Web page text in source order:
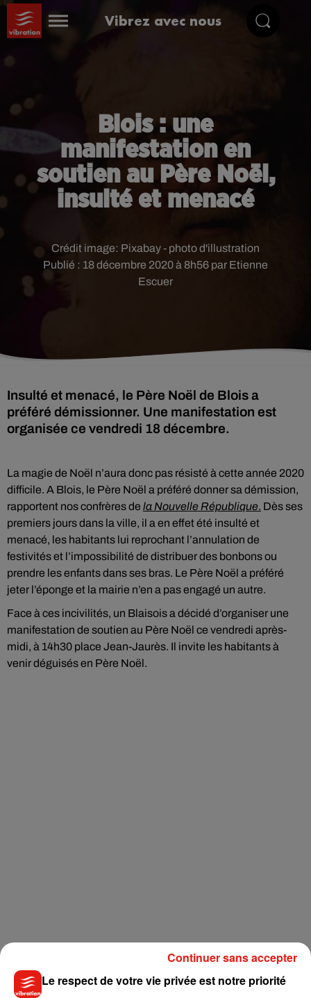
Vibrez avec nous
Blois : une
manifestation en
soutien au Père Noël,
insulté et menacé
Publié : 18 décembre 2020 à 8h56 par Etienne
Escuer
Crédit image: Pixabay - photo d'illustration
Insulté et menacé, le Père Noël de Blois a
préféré démissionner. Une manifestation est
organisée ce vendredi 18 décembre.
La magie de Noël n’aura donc pas résisté à cette année 2020
difficile. A Blois, le Père Noël a préféré donner sa démission,
rapportent nos confrères de la Nouvelle République. Dès ses
premiers jours dans la ville, il a en effet été insulté et
menacé, les habitants lui reprochant l’annulation de
festivités et l’impossibilité de distribuer des bonbons ou
prendre les enfants dans ses bras. Le Père Noël a préféré
jeter l’éponge et la mairie n’en a pas engagé un autre.
Face à ces incivilités, un Blaisois a décidé d’organiser une
manifestation de soutien au Père Noël ce vendredi après-
midi, à 14h30 place Jean-Jaurès. Il invite les habitants à
venir déguisés en Père Noël.
Le respect de votre vie privée est notre priorité
Continuer sans accepter